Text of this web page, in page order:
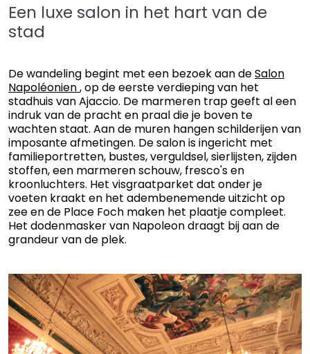
Een luxe salon in het hart van de
stad
De wandeling begint met een bezoek aan deSalon
Napoléonien, op de eerste verdieping van het
stadhuis van Ajaccio. De marmeren trap geeft al een
indruk van de pracht en praal die je boven te
wachten staat. Aan de muren hangen schilderijen van
imposante afmetingen. De salon is ingericht met
familieportretten, bustes, verguldsel, sierlijsten, zijden
stoffen, een marmeren schouw, fresco's en
kroonluchters. Het visgraatparket dat onder je
voeten kraakt en het adembenemende uitzicht op
zee en de Place Foch maken het plaatje compleet.
Het dodenmasker van Napoleon draagt bij aan de
grandeur van de plek.